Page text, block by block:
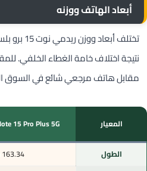
أبعاد الهاتف ووزنه
تختلف
نتيجة اختلاف خامة الغطاء الخلفي.
مقابل هاتف مرجعي شائع في السوق
المعيار 15 Pro Plus 5G
الطول
163.34 ملم